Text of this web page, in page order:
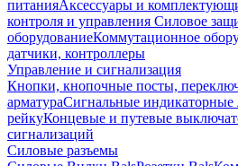
питанияАксессуары и
контроля и управления Силовое
оборудованиеКоммутационное
датчики, контроллеры
Управление и сигнализация
Кнопки, кнопочные посты,
арматураСигнальные
рейкуКонцевые и путевые
сигнализаций
Силовые разъемы